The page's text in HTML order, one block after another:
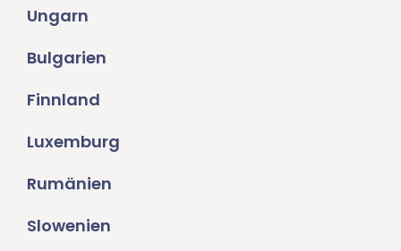
Ungarn
Bulgarien
Finnland
Luxemburg
Rumänien
Slowenien